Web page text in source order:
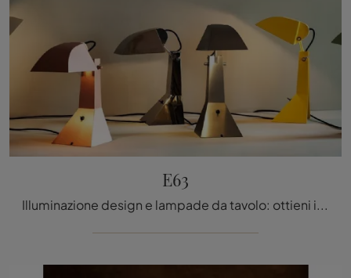
E63
Illuminazione design e lampade da tavolo: ottieni informazioni sulla lampada E63 in metallo che ti presentiamo.